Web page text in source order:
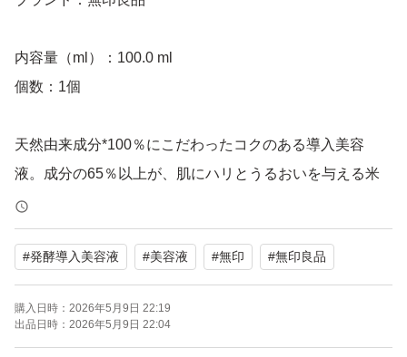
内容量（ml）：100.0 ml
個数：1個
天然由来成分*100％にこだわったコクのある導入美容
液。成分の65％以上が、肌にハリとうるおいを与える米
ぬか発酵液です。化粧水の前に使用し、保湿成分が角質層
まで浸透しやすいなめらかな肌に整えます。無香料/無着
色/無鉱物油/弱酸性/パラベンフリー/アルコールフリー/フ
ェノキシエタノールフリー/アレルギーテスト済み(すべて
の方にアレルギーが起きないわけではありません)/スティ
ンギングテスト済み（すべての方にアレルギーや皮ふ刺激
#発酵導入美容液 #美容液 #無印 #無印良品
購入日時： 2026年5月9日 22:19
出品日時： 2026年5月9日 22:04